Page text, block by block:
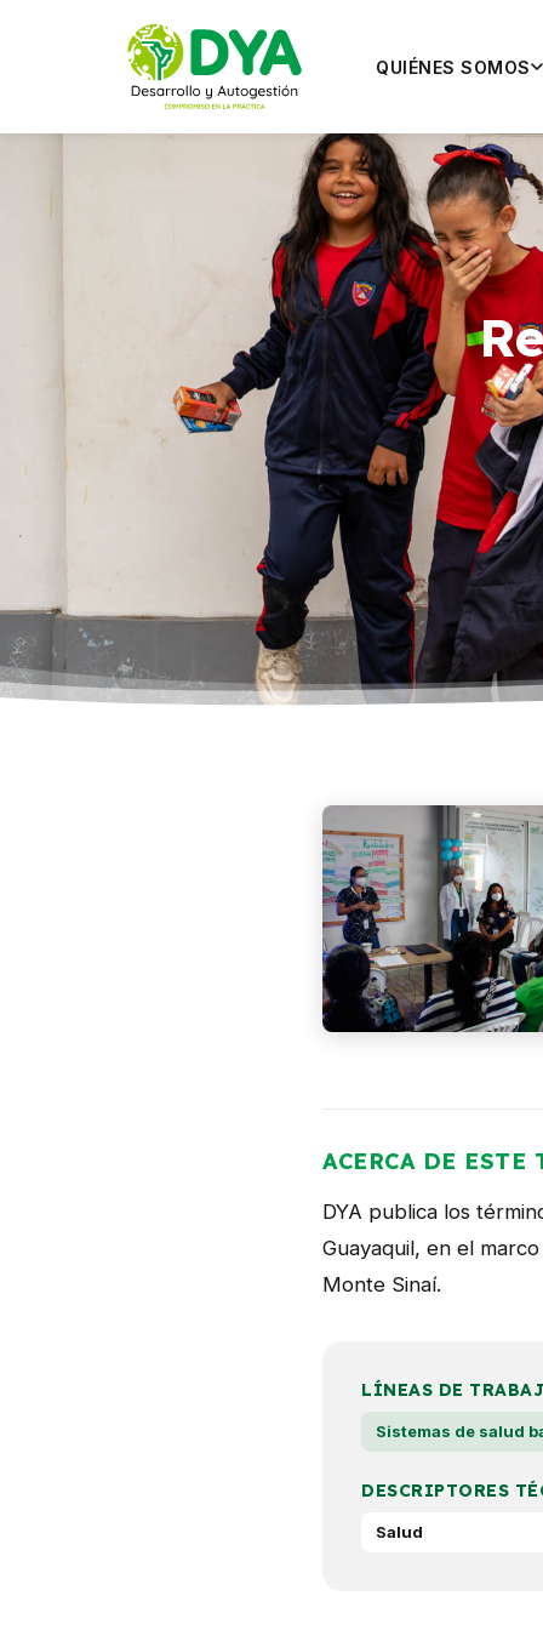
QUIÉNES SOMOS
ACERCA DE ESTE
DYA publica los
Guayaquil, en el
Monte Sinaí.
LÍNEAS DE
Sistemas de salud
DESCRIPTORES
Salud